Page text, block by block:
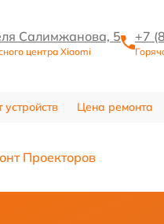
Салимжанова, 5
центра Xiaomi
+7
устройств Цена ремонта
Проекторов